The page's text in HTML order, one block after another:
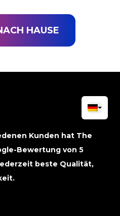
HAUSE
Kunden hat The
Bewertung von 5
beste Qualität,